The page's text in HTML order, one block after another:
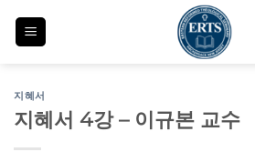
지혜서
지혜서 4강 – 이규본 교수